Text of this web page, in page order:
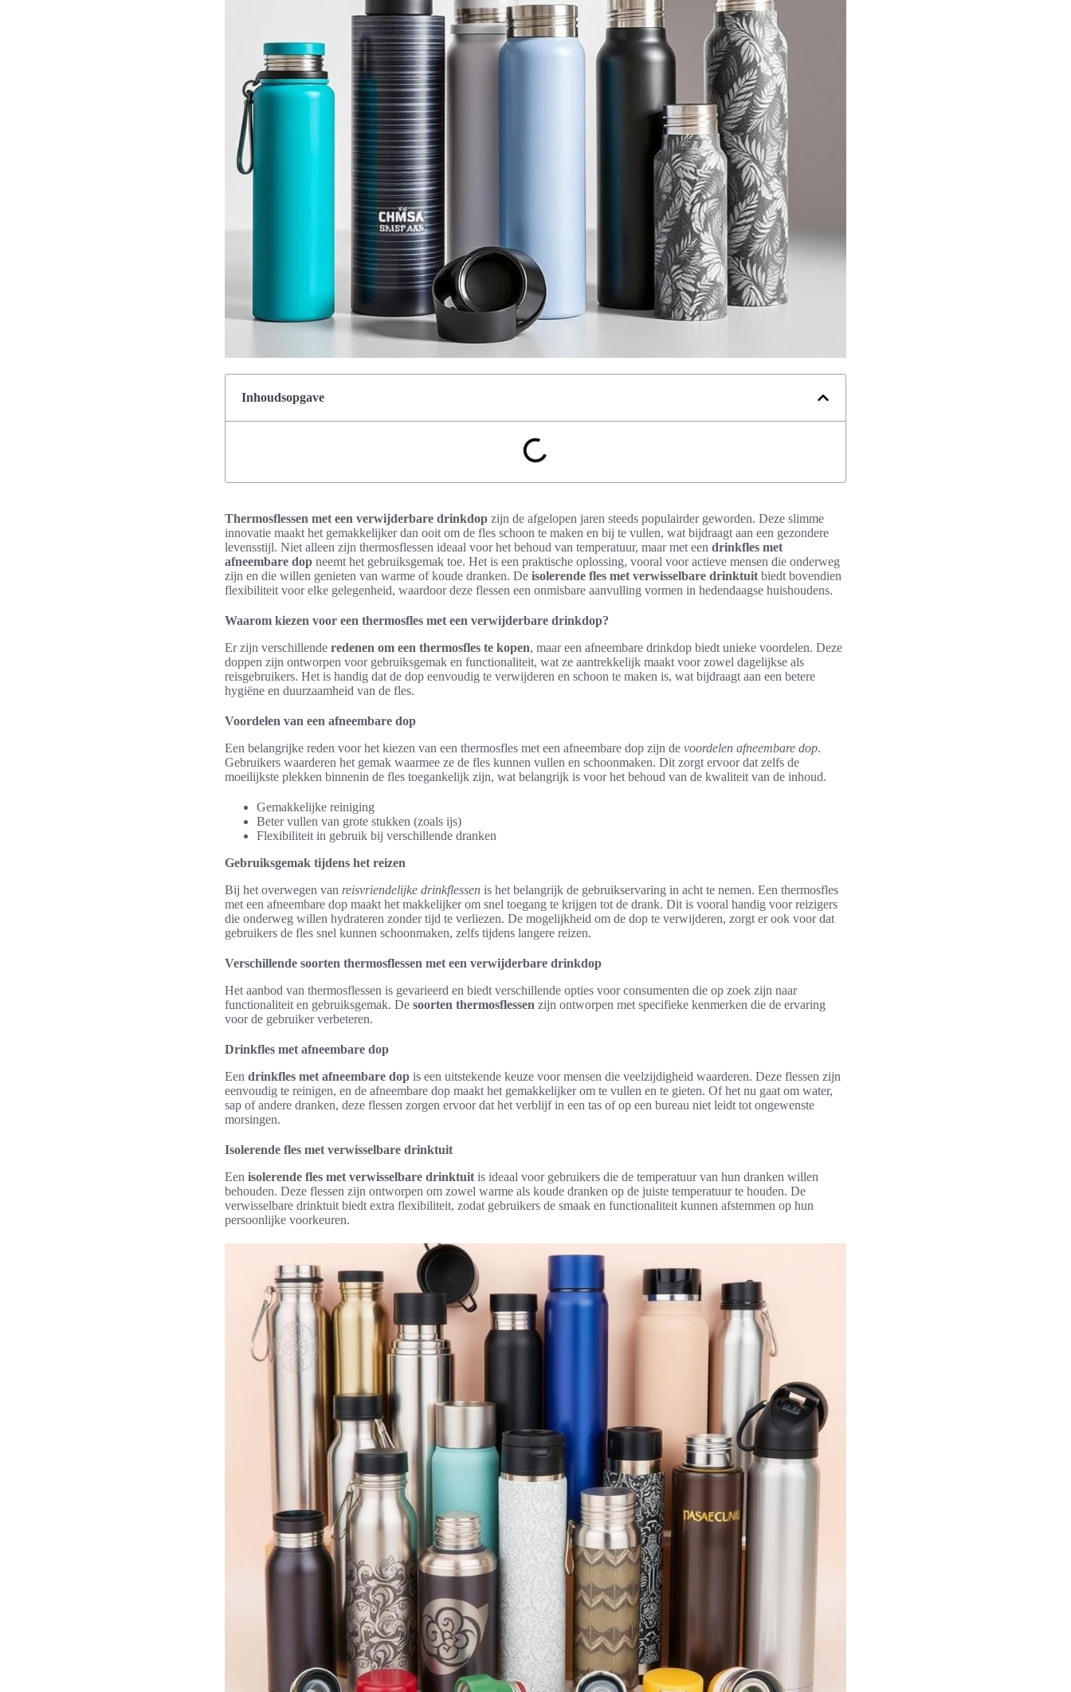
Inhoudsopgave
Thermosflessen met een verwijderbare drinkdop zijn de afgelopen jaren steeds populairder geworden. Deze slimme
innovatie maakt het gemakkelijker dan ooit om de fles schoon te maken en bij te vullen, wat bijdraagt aan een gezondere
levensstijl. Niet alleen zijn thermosflessen ideaal voor het behoud van temperatuur, maar met een drinkfles met
afneembare dop neemt het gebruiksgemak toe. Het is een praktische oplossing, vooral voor actieve mensen die onderweg
zijn en die willen genieten van warme of koude dranken. De isolerende fles met verwisselbare drinktuit biedt bovendien
flexibiliteit voor elke gelegenheid, waardoor deze flessen een onmisbare aanvulling vormen in hedendaagse huishoudens.
Waarom kiezen voor een thermosfles met een verwijderbare drinkdop?
Er zijn verschillende redenen om een thermosfles te kopen, maar een afneembare drinkdop biedt unieke voordelen. Deze
doppen zijn ontworpen voor gebruiksgemak en functionaliteit, wat ze aantrekkelijk maakt voor zowel dagelijkse als
reisgebruikers. Het is handig dat de dop eenvoudig te verwijderen en schoon te maken is, wat bijdraagt aan een betere
hygiëne en duurzaamheid van de fles.
Voordelen van een afneembare dop
Een belangrijke reden voor het kiezen van een thermosfles met een afneembare dop zijn de voordelen afneembare dop.
Gebruikers waarderen het gemak waarmee ze de fles kunnen vullen en schoonmaken. Dit zorgt ervoor dat zelfs de
moeilijkste plekken binnenin de fles toegankelijk zijn, wat belangrijk is voor het behoud van de kwaliteit van de inhoud.
Gemakkelijke reiniging
Beter vullen van grote stukken (zoals ijs)
Flexibiliteit in gebruik bij verschillende dranken
Gebruiksgemak tijdens het reizen
Bij het overwegen van reisvriendelijke drinkflessen is het belangrijk de gebruikservaring in acht te nemen. Een thermosfles
met een afneembare dop maakt het makkelijker om snel toegang te krijgen tot de drank. Dit is vooral handig voor reizigers
die onderweg willen hydrateren zonder tijd te verliezen. De mogelijkheid om de dop te verwijderen, zorgt er ook voor dat
gebruikers de fles snel kunnen schoonmaken, zelfs tijdens langere reizen.
Verschillende soorten thermosflessen met een verwijderbare drinkdop
Het aanbod van thermosflessen is gevarieerd en biedt verschillende opties voor consumenten die op zoek zijn naar
functionaliteit en gebruiksgemak. De soorten thermosflessen zijn ontworpen met specifieke kenmerken die de ervaring
voor de gebruiker verbeteren.
Drinkfles met afneembare dop
Een drinkfles met afneembare dop is een uitstekende keuze voor mensen die veelzijdigheid waarderen. Deze flessen zijn
eenvoudig te reinigen, en de afneembare dop maakt het gemakkelijker om te vullen en te gieten. Of het nu gaat om water,
sap of andere dranken, deze flessen zorgen ervoor dat het verblijf in een tas of op een bureau niet leidt tot ongewenste
morsingen.
Isolerende fles met verwisselbare drinktuit
Een isolerende fles met verwisselbare drinktuit is ideaal voor gebruikers die de temperatuur van hun dranken willen
behouden. Deze flessen zijn ontworpen om zowel warme als koude dranken op de juiste temperatuur te houden. De
verwisselbare drinktuit biedt extra flexibiliteit, zodat gebruikers de smaak en functionaliteit kunnen afstemmen op hun
persoonlijke voorkeuren.